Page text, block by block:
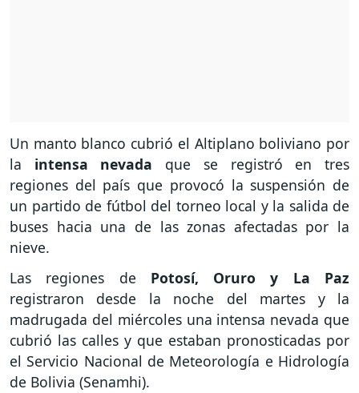
Un manto blanco cubrió el Altiplano boliviano por
la intensa nevada que se registró en tres
regiones del país que provocó la suspensión de
un partido de fútbol del torneo local y la salida de
buses hacia una de las zonas afectadas por la
nieve.
Las regiones de Potosí, Oruro y La Paz
registraron desde la noche del martes y la
madrugada del miércoles una intensa nevada que
cubrió las calles y que estaban pronosticadas por
el Servicio Nacional de Meteorología e Hidrología
de Bolivia (Senamhi).